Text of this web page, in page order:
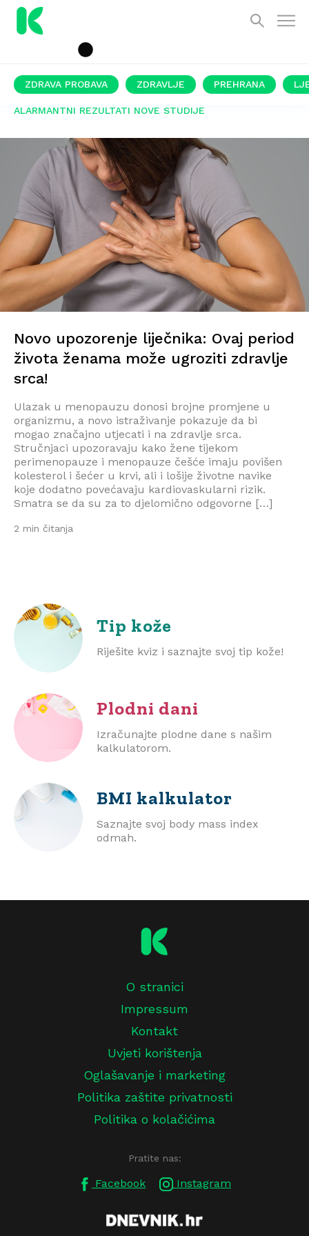
ZDRAVA PROBAVA ZDRAVLJE PREHRANA
ALARMANTNI REZULTATI NOVE STUDIJE
Novo upozorenje liječnika: Ovaj period
života ženama može ugroziti zdravlje
srca!
Ulazak u menopauzu donosi brojne promjene u
organizmu, a novo istraživanje pokazuje da bi
mogao značajno utjecati i na zdravlje srca.
Stručnjaci upozoravaju kako žene tijekom
perimenopauze i menopauze češće imaju povišen
kolesterol i šećer u krvi, ali i lošije životne navike
koje dodatno povećavaju kardiovaskularni rizik.
Smatra se da su za to djelomično odgovorne […]
2 min čitanja
Tip kože
Riješite kviz i saznajte svoj tip kože!
Plodni dani
Izračunajte plodne dane s našim
kalkulatorom.
BMI kalkulator
Saznajte svoj body mass index
odmah.
O stranici
Impressum
Kontakt
Uvjeti korištenja
Oglašavanje i marketing
Politika zaštite privatnosti
Politika o kolačićima
Pratite nas:
Facebook Instagram